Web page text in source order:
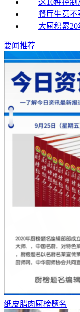
这10种控制
餐厅生意不
大厨积累
要闻推荐
纸皮腊肉厨榜题名